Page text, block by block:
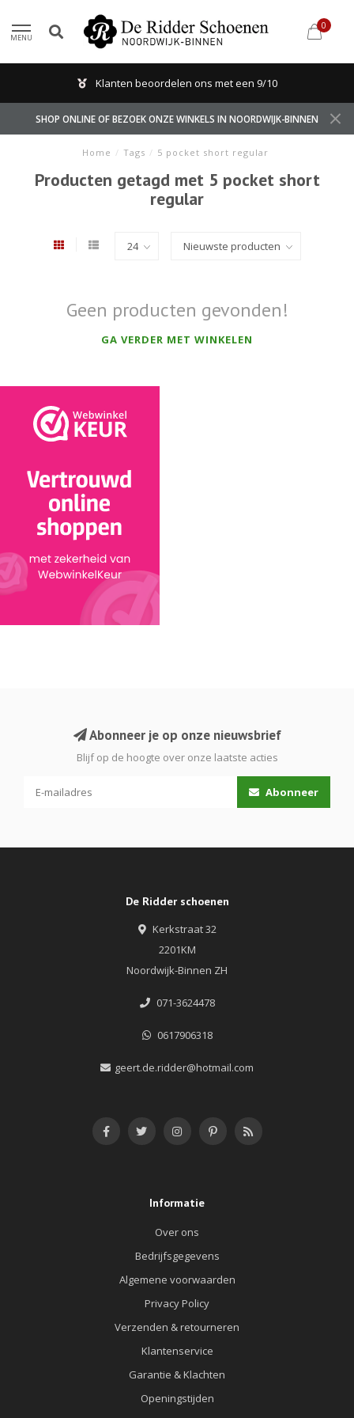
MENU
0
Klanten beoordelen ons met een 9/10
SHOP ONLINE OF BEZOEK ONZE WINKELS IN NOORDWIJK-BINNEN
Home / Tags / 5 pocket short regular
Producten getagd met 5 pocket short
regular
Geen producten gevonden!
GA VERDER MET WINKELEN
Abonneer je op onze nieuwsbrief
Blijf op de hoogte over onze laatste acties
Abonneer
De Ridder schoenen
Kerkstraat 32
2201KM
Noordwijk-Binnen ZH
071-3624478
0617906318
geert.de.ridder@hotmail.com
Informatie
Over ons
Bedrijfsgegevens
Algemene voorwaarden
Privacy Policy
Verzenden & retourneren
Klantenservice
Garantie & Klachten
Openingstijden